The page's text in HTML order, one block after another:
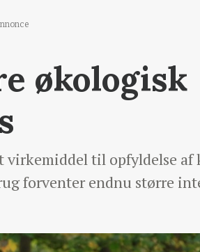
økologisk
til opfyldelse af
forventer endnu større